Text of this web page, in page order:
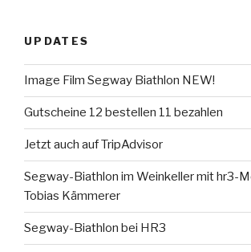
UPDATES
Image Film Segway Biathlon NEW!
Gutscheine 12 bestellen 11 bezahlen
Jetzt auch auf TripAdvisor
Segway-Biathlon im Weinkeller mit hr3-
Tobias Kämmerer
Segway-Biathlon bei HR3